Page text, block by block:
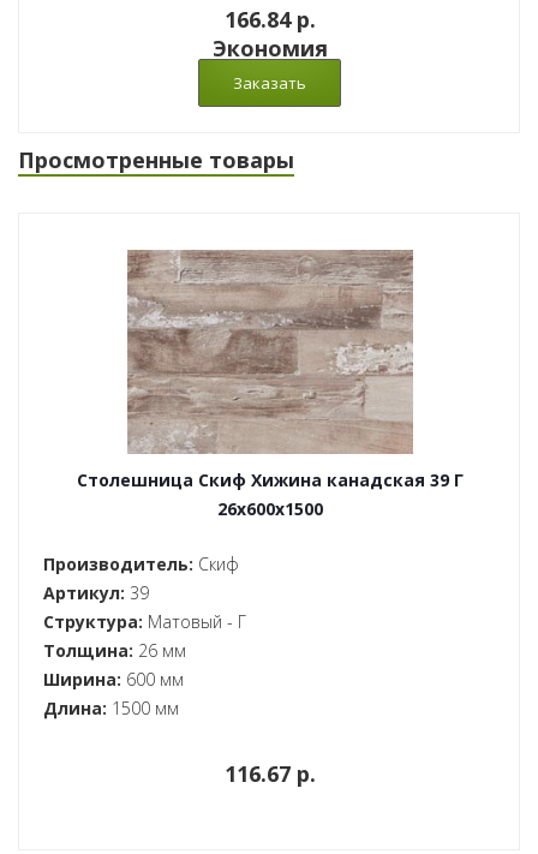
166.84 p.
Экономия
Просмотренные товары
Столешница Скиф Хижина канадская 39 Г
26x600x1500
Производитель: Скиф
Артикул: 39
Структура: Матовый - Г
Толщина: 26 мм
Ширина: 600 мм
Длина: 1500 мм
116.67 p.